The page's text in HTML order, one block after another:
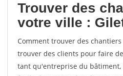
Trouver des
votre ville :
Comment trouver des
trouver des clients pour faire
tant qu'entreprise du